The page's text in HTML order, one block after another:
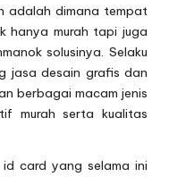
adalah dimana tempat
hanya murah tapi juga
solusinya. Selaku
jasa desain grafis dan
berbagai macam jenis
murah serta kualitas
card yang selama ini